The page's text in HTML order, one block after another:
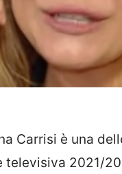
Carrisi è una
televisiva 2021/